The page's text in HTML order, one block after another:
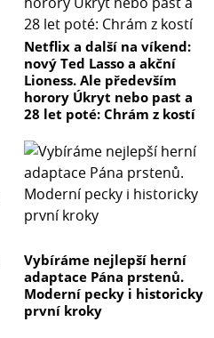
Netflix a další na víkend:
nový Ted Lasso a akční
Lioness. Ale především
horory Úkryt nebo past a
28 let poté: Chrám z kostí
Vybíráme nejlepší herní
adaptace Pána prstenů.
Moderní pecky i historicky
první kroky